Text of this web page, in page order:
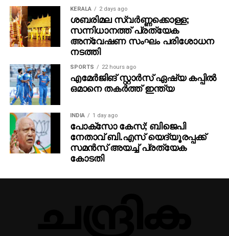
KERALA 2 days ago
ശബരിമല സ്വര്‍ണ്ണക്കൊള്ള;
സന്നിധാനത്ത് പ്രത്യേക
അന്വേഷണ സംഘം പരിശോധന
നടത്തി
SPORTS 22 hours ago
എമേര്‍ജിങ് സ്റ്റാര്‍സ് ഏഷ്യ കപ്പില്‍
ഒമാനെ തകര്‍ത്ത് ഇന്ത്യ
INDIA 1 day ago
പോക്‌സോ കേസ്; ബിജെപി
നേതാവ് ബി.എസ് യെദ്യൂരപ്പക്ക്
സമന്‍സ് അയച്ച് പ്രത്യേക
കോടതി